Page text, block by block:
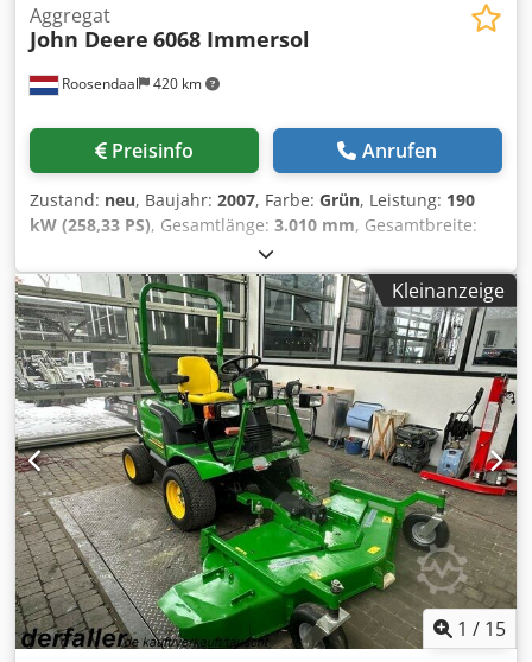
Roosendaal 420 km
Aggregat
John Deere 6068 Immersol
Preisinfo Anrufen
Zustand: neu, Baujahr: 2007, Farbe: Grün, Leistung: 190
kW (258,33 PS), Gesamtlänge: 3.010 mm, Gesamtbreite:
2.000 mm
Generatorleistung: 180 kVA Chedoy Snxlspfx Ap Eea
Kleinanzeige
1 / 15